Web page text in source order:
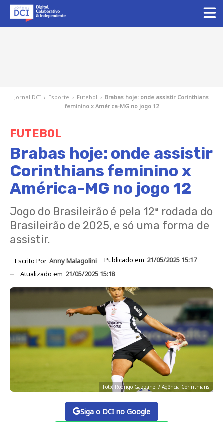
Jornal DCI › Esporte › Futebol › Brabas hoje: onde assistir Corinthians
feminino x América-MG no jogo 12
FUTEBOL
Brabas hoje: onde assistir
Corinthians feminino x
América-MG no jogo 12
Jogo do Brasileirão é pela 12ª rodada do
Brasileirão de 2025, e só uma forma de
assistir.
Escrito Por Anny Malagolini Publicado em 21/05/2025 15:17
Atualizado em 21/05/2025 15:18
Foto: Rodrigo Gazzanel / Agência Corinthians
Siga o DCI no Google